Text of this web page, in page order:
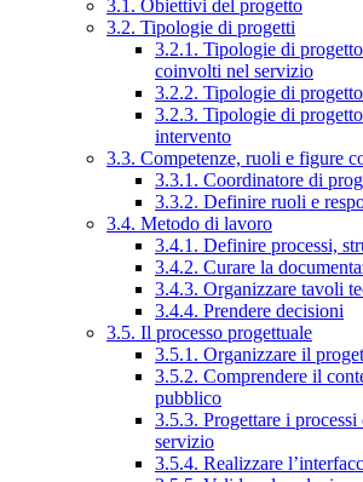
3.1. Obiettivi del progetto
3.2. Tipologie di progetti
3.2.1. Tipologie di
coinvolti nel servizio
3.2.2. Tipologie di
3.2.3. Tipologie di
intervento
3.3. Competenze, ruoli e figure
3.3.1. Coordinatore di
3.3.2. Definire ruoli e
3.4. Metodo di lavoro
3.4.1. Definire processi,
3.4.2. Curare la
3.4.3. Organizzare tavoli
3.4.4. Prendere decisioni
3.5. Il processo progettuale
3.5.1. Organizzare il
3.5.2. Comprendere il
pubblico
3.5.3. Progettare i processi
servizio
3.5.4. Realizzare